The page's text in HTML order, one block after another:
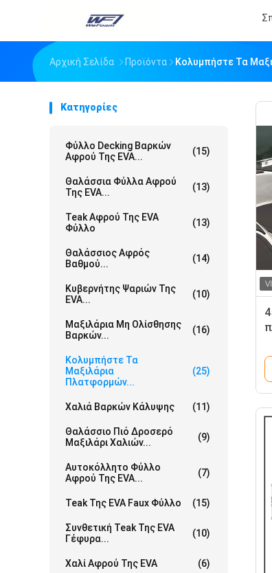
Αρχική Σελίδα Προϊόντα Κολυμπήστε Τα
Κατηγορίες
Φύλλο Decking Βαρκών
Αφρού Της EVA...
(15)
Θαλάσσια Φύλλα Αφρού
Της EVA...
(13)
Teak Αφρού Της EVA
Φύλλο
(13)
Θαλάσσιος Αφρός
Βαθμού...
(14)
Κυβερνήτης Ψαριών Της
EVA...
(10)
Μαξιλάρια Μη Ολίσθησης
Βαρκών...
(16)
Κολυμπήστε Τα
Μαξιλάρια
Πλατφορμών...
(25)
Χαλιά Βαρκών Κάλυψης (11)
Θαλάσσιο Πιό Δροσερό
Μαξιλάρι Χαλιών...
(9)
Αυτοκόλλητο Φύλλο
Αφρού Της EVA...
(7)
Teak Της EVA Faux Φύλλο (15)
Συνθετική Teak Της EVA
Γέφυρα...
(10)
Χαλί Αφρού Της EVA (6)